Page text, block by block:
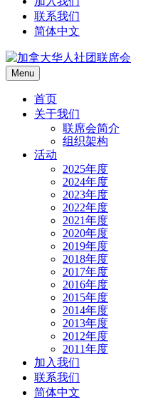
联系我们
简体中文
Menu
首页
关于我们
联席会简介
组织架构
活动
2025年度
2024年度
2023年度
2022年度
2021年度
2020年度
2019年度
2018年度
2017年度
2016年度
2015年度
2014年度
2013年度
2012年度
2011年度
加入我们
联系我们
简体中文